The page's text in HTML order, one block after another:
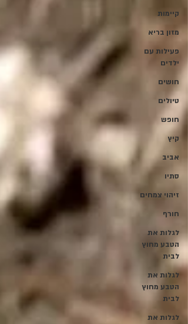
קיימות
מזון בריא
פעילות עם
ילדים
חושים
טיולים
חופש
קיץ
אביב
סתיו
זיהוי צמחים
חורף
לגלות את
הטבע מחוץ
לבית
לגלות את
הטבע מחוץ
לבית
לגלות את